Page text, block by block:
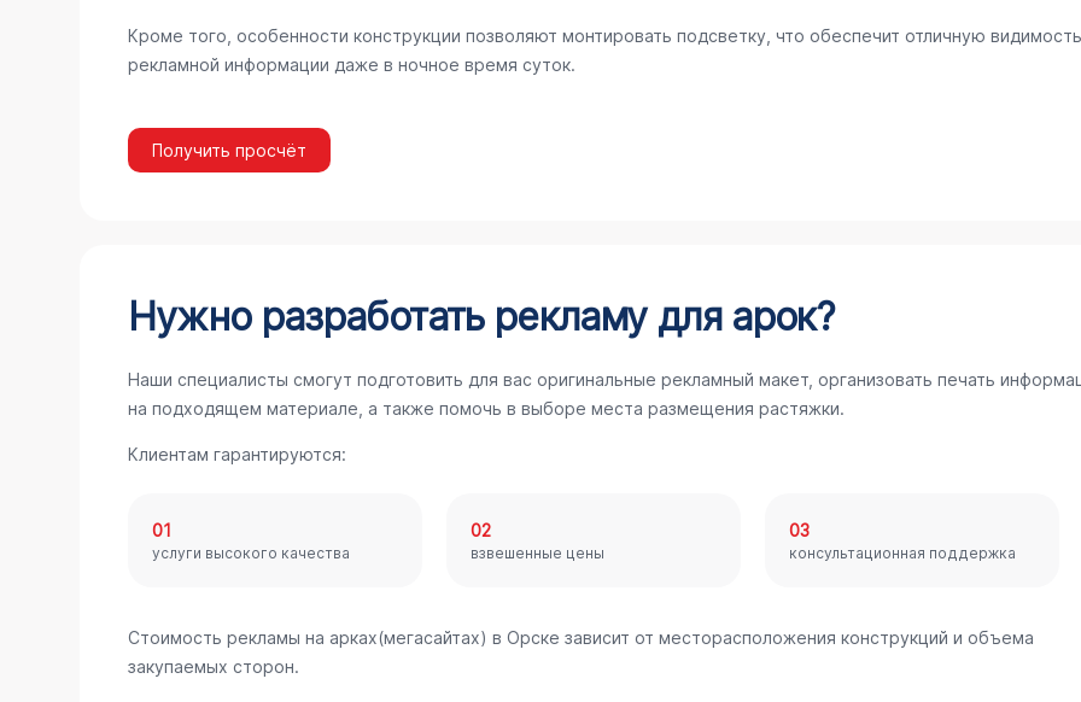
Кроме того, особенности конструкции позволяют монтировать подсветку, что обеспечит отличную видимость
рекламной информации даже в ночное время суток.
Получить просчёт
Нужно разработать рекламу для арок?
Наши специалисты смогут подготовить для вас оригинальные рекламный макет, организовать печать
на подходящем материале, а также помочь в выборе места размещения растяжки.
Клиентам гарантируются:
01
услуги высокого качества
02
взвешенные цены
03
консультационная поддержка
Стоимость рекламы на арках(мегасайтах) в Орске зависит от месторасположения конструкций и объема
закупаемых сторон.